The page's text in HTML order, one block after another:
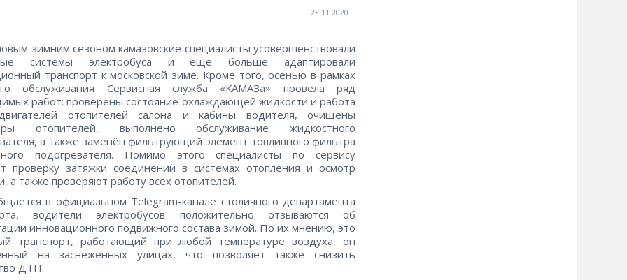
25.11.2020
зимним сезоном камазовские специалисты усовершенствовали
системы электробуса и ещё больше адаптировали
транспорт к московской зиме. Кроме того, осенью в рамках
обслуживания Сервисная служба «КАМАЗа» провела ряд
работ: проверены состояние охлаждающей жидкости и работа
отопителей салона и кабины водителя, очищены
отопителей, выполнено обслуживание жидкостного
а также заменён фильтрующий элемент топливного фильтра
подогревателя. Помимо этого специалисты по сервису
проверку затяжки соединений в системах отопления и осмотр
а также проверяют работу всех отопителей.
в официальном Telegram-канале столичного департамента
водители электробусов положительно отзываются об
инновационного подвижного состава зимой. По их мнению, это
транспорт, работающий при любой температуре воздуха, он
на заснеженных улицах, что позволяет также снизить
ДТП.